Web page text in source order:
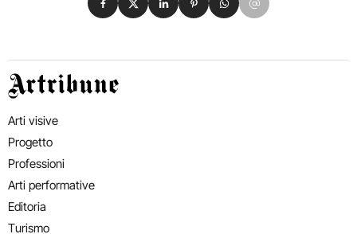
Artribune
Arti visive
Progetto
Professioni
Arti performative
Editoria
Turismo